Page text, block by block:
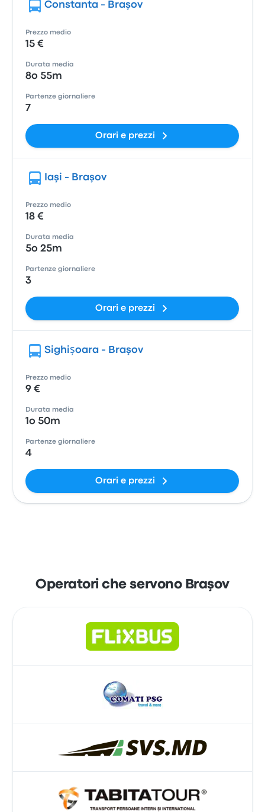
Constanta - Braşov
Prezzo medio
15 €
Durata media
8o 55m
Partenze giornaliere
7
Orari e prezzi
Iaşi - Braşov
Prezzo medio
18 €
Durata media
5o 25m
Partenze giornaliere
3
Orari e prezzi
Sighișoara - Braşov
Prezzo medio
9 €
Durata media
1o 50m
Partenze giornaliere
4
Orari e prezzi
Operatori che servono Braşov